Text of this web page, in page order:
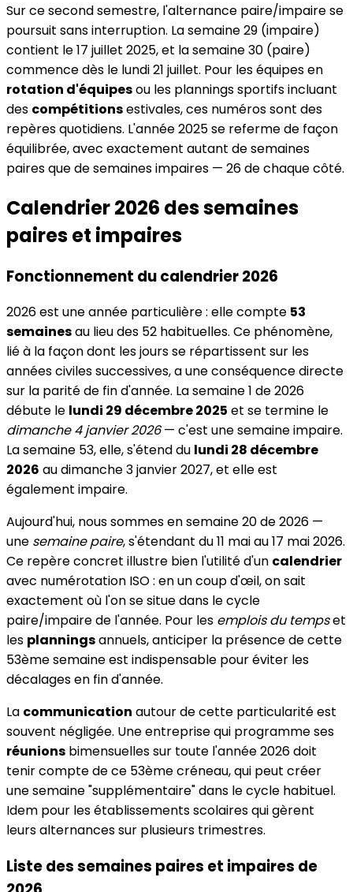
Sur ce second semestre, l'alternance paire/impaire se
poursuit sans interruption. La semaine 29 (impaire)
contient le 17 juillet 2025, et la semaine 30 (paire)
commence dès le lundi 21 juillet. Pour les équipes en
rotation d'équipesou les plannings sportifs incluant
des compétitionsestivales, ces numéros sont des
repères quotidiens. L'année 2025 se referme de façon
équilibrée, avec exactement autant de semaines
paires que de semaines impaires — 26 de chaque côté.
Calendrier 2026 des semaines
paires et impaires
Fonctionnement du calendrier 2026
2026 est une année particulière : elle compte 53
semainesau lieu des 52 habituelles. Ce phénomène,
lié à la façon dont les jours se répartissent sur les
années civiles successives, a une conséquence directe
sur la parité de fin d'année. La semaine 1 de 2026
débute le lundi 29 décembre 2025 et se termine le
dimanche 4 janvier 2026— c'est une semaine impaire.
La semaine 53, elle, s'étend du lundi 28 décembre
2026 au dimanche 3 janvier 2027, et elle est
également impaire.
Aujourd'hui, nous sommes en semaine 20 de 2026 —
une semaine paire, s'étendant du 11 mai au 17 mai 2026.
Ce repère concret illustre bien l'utilité d'un calendrier
avec numérotation ISO : en un coup d'œil, on sait
exactement où l'on se situe dans le cycle
paire/impaire de l'année. Pour les emplois du tempset
les planningsannuels, anticiper la présence de cette
53ème semaine est indispensable pour éviter les
décalages en fin d'année.
La communication autour de cette particularité est
souvent négligée. Une entreprise qui programme ses
réunions bimensuelles sur toute l'année 2026 doit
tenir compte de ce 53ème créneau, qui peut créer
une semaine "supplémentaire" dans le cycle habituel.
Idem pour les établissements scolaires qui gèrent
leurs alternances sur plusieurs trimestres.
Liste des semaines paires et impaires de